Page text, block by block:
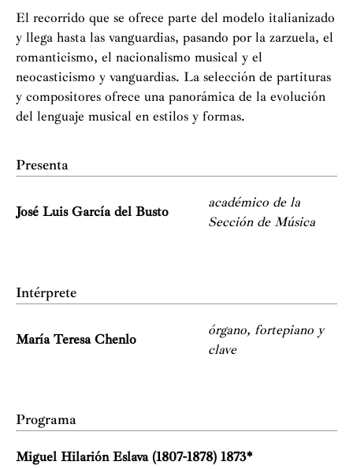
El recorrido que se ofrece parte del modelo italianizado
y llega hasta las vanguardias, pasando por la zarzuela, el
romanticismo, el nacionalismo musical y el
neocasticismo y vanguardias. La selección de partituras
y compositores ofrece una panorámica de la evolución
del lenguaje musical en estilos y formas.
Presenta
José Luis García del Busto
académico de la
Sección de Música
Intérprete
María Teresa Chenlo
órgano, fortepiano y
clave
Programa
Miguel Hilarión Eslava (1807-1878) 1873*